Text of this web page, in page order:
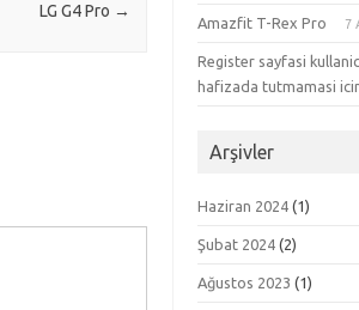
LG G4 Pro →
Amazfit T-Rex Pro 7
Register sayfasi
hafizada tutmamasi
Arşivler
Haziran 2024 (1)
Şubat 2024 (2)
Ağustos 2023 (1)